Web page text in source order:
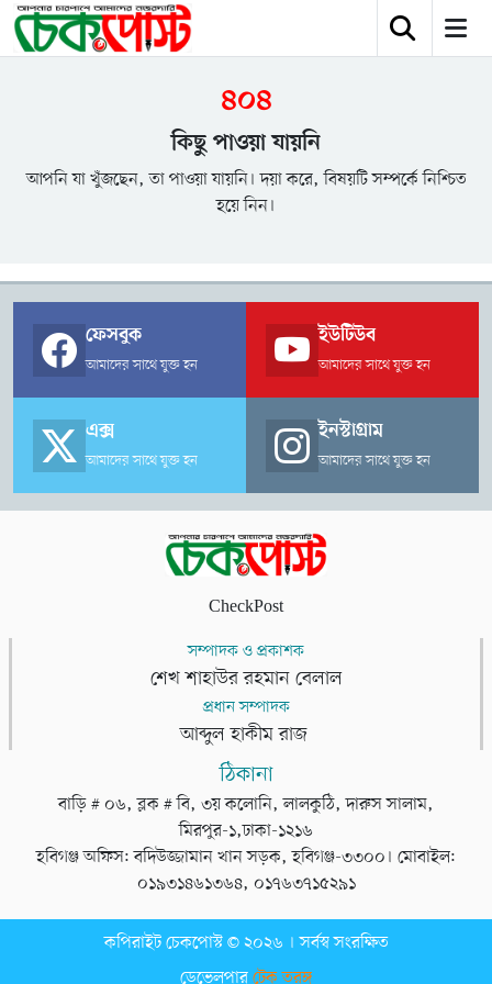
৪০৪
কিছু পাওয়া যায়নি
আপনি যা খুঁজছেন, তা পাওয়া যায়নি। দয়া করে, বিষয়টি সম্পর্কে নিশ্চিত
হয়ে নিন।
ফেসবুক
আমাদের সাথে যুক্ত হন
ইউটিউব
আমাদের সাথে যুক্ত হন
এক্স
আমাদের সাথে যুক্ত হন
ইনস্টাগ্রাম
আমাদের সাথে যুক্ত হন
CheckPost
সম্পাদক ও প্রকাশক
শেখ শাহাউর রহমান বেলাল
প্রধান সম্পাদক
আব্দুল হাকীম রাজ
ঠিকানা
বাড়ি # ০৬, ব্লক # বি, ৩য় কলোনি, লালকুঠি, দারুস সালাম,
মিরপুর-১,ঢাকা-১২১৬
হবিগঞ্জ অফিস: বদিউজ্জামান খান সড়ক, হবিগঞ্জ-৩৩০০। মোবাইল:
০১৯৩১৪৬১৩৬৪, ০১৭৬৩৭১৫২৯১
কপিরাইট চেকপোস্ট © ২০২৬ । সর্বস্ব সংরক্ষিত
ডেভেলপারটেক তরঙ্গ